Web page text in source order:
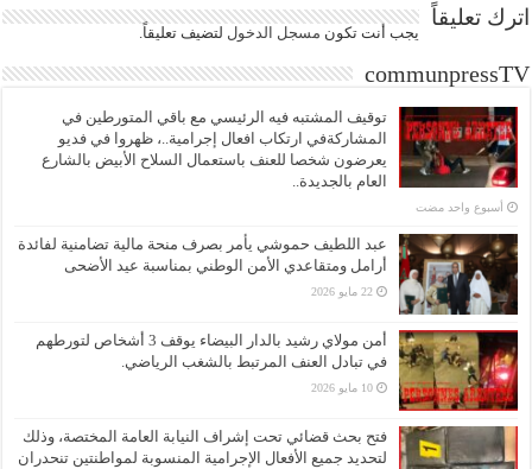
اترك تعليقاً
يجب أنت تكون مسجل الدخول لتضيف تعليقاً.
communpressTV
توقيف المشتبه فيه الرئيسي مع باقي المتورطين في
المشاركةفي ارتكاب افعال إجرامية..، ظهروا في فديو
يعرضون شخصا للعنف باستعمال السلاح الأبيض بالشارع
العام بالجديدة..
‏أسبوع واحد مضت
عبد اللطيف حموشي يأمر بصرف منحة مالية تضامنية لفائدة
أرامل ومتقاعدي الأمن الوطني بمناسبة عيد الأضحى
22 مايو 2026
أمن مولاي رشيد بالدار البيضاء يوقف 3 أشخاص لتورطهم
في تبادل العنف المرتبط بالشغب الرياضي.
10 مايو 2026
فتح بحث قضائي تحت إشراف النيابة العامة المختصة، وذلك
لتحديد جميع الأفعال الإجرامية المنسوبة لمواطنتين تنحدران